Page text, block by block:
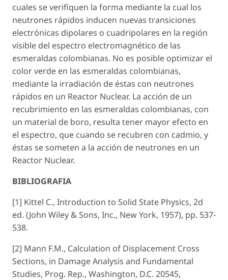
cuales se verifiquen la forma mediante la cual los
neutrones rápidos inducen nuevas transiciones
electrónicas dipolares o cuadripolares en la región
visible del espectro electromagnético de las
esmeraldas colombianas. No es posible optimizar el
color verde en las esmeraldas colombianas,
mediante la irradiación de éstas con neutrones
rápidos en un Reactor Nuclear. La acción de un
recubrimiento en las esmeraldas colombianas, con
un material de boro, resulta tener mayor efecto en
el espectro, que cuando se recubren con cadmio, y
éstas se someten a la acción de neutrones en un
Reactor Nuclear.
BIBLIOGRAFIA
[1] Kittel C., Introduction to Solid State Physics, 2d
ed. (John Wiley & Sons, Inc., New York, 1957), pp. 537-
538.
[2] Mann F.M., Calculation of Displacement Cross
Sections, in Damage Analysis and Fundamental
Studies, Prog. Rep., Washington, D.C. 20545,